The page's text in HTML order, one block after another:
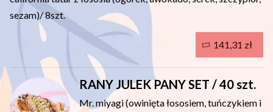
sezam)/ 8szt.
RANY JULEK PANY SET / 40 szt.
Mr. miyagi (owinięta łososiem, tuńczykiem i